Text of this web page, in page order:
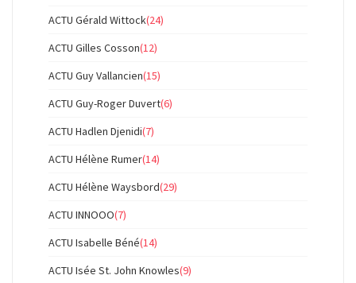
ACTU Gérald Wittock(24)
ACTU Gilles Cosson(12)
ACTU Guy Vallancien(15)
ACTU Guy-Roger Duvert(6)
ACTU Hadlen Djenidi(7)
ACTU Hélène Rumer(14)
ACTU Hélène Waysbord(29)
ACTU INNOOO(7)
ACTU Isabelle Béné(14)
ACTU Isée St. John Knowles(9)